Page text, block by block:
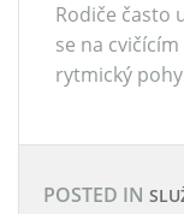
Rodiče často
se na
rytmický
POSTED IN